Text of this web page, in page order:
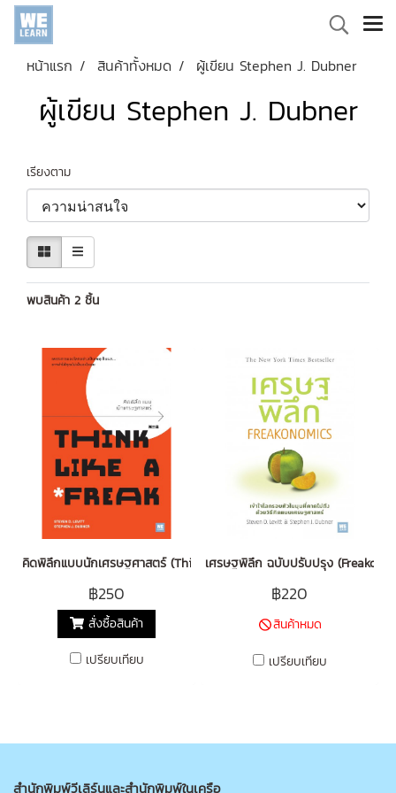
หน้าแรก สินค้าทั้งหมด ผู้เขียน Stephen J. Dubner
ผู้เขียน Stephen J. Dubner
เรียงตาม
พบสินค้า 2 ชิ้น
คิดพิลึกแบบนักเศรษฐศาสตร์ (Think Like a Freak)
฿250
สั่งซื้อสินค้า
เปรียบเทียบ
เศรษฐพิลึก ฉบับปรับปรุง
฿220
สินค้าหมด
เปรียบเทียบ
สำนักพิมพ์วีเลิร์นและสำนักพิมพ์ในเครือ